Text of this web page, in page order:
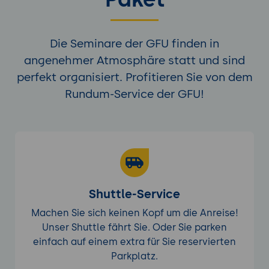
Sicherheitslösungen und Frameworks.
Praktische Übung: Implementierung von
KI-basierten Sicherheitslösungen
Ziel: Einsatz einer KI-basierten Lösung
Zusammenführung aller gelernten
Techniken und Tools zur Entwicklung eines
umfassenden Sicherheitsplans für ein
Die Seminare der GFU finden in
angenehmer Atmosphäre statt und sind
perfekt organisiert. Profitieren Sie von dem
Rundum-Service der GFU!
Shuttle-Service
Machen Sie sich keinen Kopf um die Anreise!
Unser Shuttle fährt Sie. Oder Sie parken
einfach auf einem extra für Sie reservierten
Parkplatz.